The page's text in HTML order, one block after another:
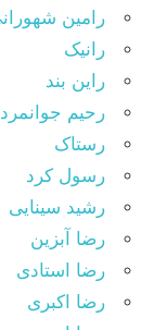
رامین
رانیک
راین بند
رحیم
رستاک
رسول کرد
رشید سینایی
رضا آبزین
رضا استادی
رضا اکبری